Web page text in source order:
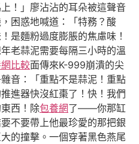
！」廖沾沾的耳朵被這聲音
困惑地喊道：「特務？酸
是麵粉過度膨脹的焦慮味！
老蒜泥需要每隔三小時的溫
比較面傳來K-999崩潰的尖
音：「重點不是蒜泥！重點
進器快沒紅棗了！快！我們
西！除包養網了——你那缸
不要帶上他最珍愛的那把銀
的撞擊。一個穿著黑色燕尾